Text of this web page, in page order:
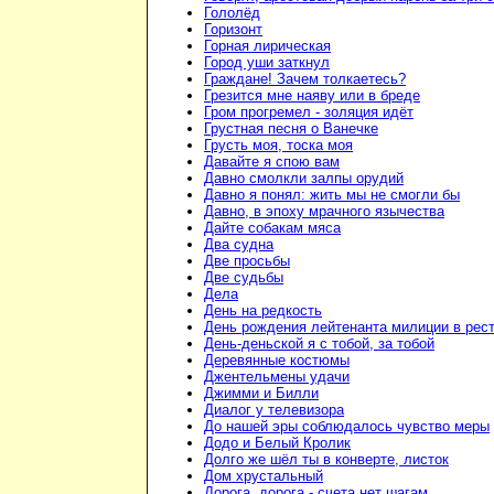
Гололёд
Горизонт
Горная лирическая
Город уши заткнул
Граждане! Зачем толкаетесь?
Грезится мне наяву или в бреде
Гром прогремел - золяция идёт
Грустная песня о Ванечке
Грусть моя, тоска моя
Давайте я спою вам
Давно смолкли залпы орудий
Давно я понял: жить мы не смогли бы
Давно, в эпоху мрачного язычества
Дайте собакам мяса
Два судна
Две просьбы
Две судьбы
Дела
День на редкость
День рождения лейтенанта милиции в
День-деньской я с тобой, за тобой
Деревянные костюмы
Джентельмены удачи
Джимми и Билли
Диалог у телевизора
До нашей эры соблюдалось чувство меры
Додо и Белый Кролик
Долго же шёл ты в конверте, листок
Дом хрустальный